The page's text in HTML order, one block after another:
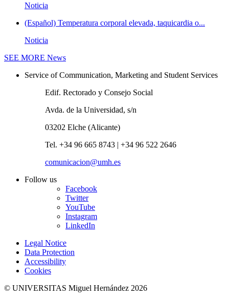
Noticia
(Español) Temperatura corporal elevada, taquicardia o...
Noticia
SEE MORE News
Service of Communication, Marketing and Student Services
Edif. Rectorado y Consejo Social
Avda. de la Universidad, s/n
03202 Elche (Alicante)
Tel. +34 96 665 8743 | +34 96 522 2646
comunicacion@umh.es
Follow us
Facebook
Twitter
YouTube
Instagram
LinkedIn
Legal Notice
Data Protection
Accessibility
Cookies
© UNIVERSITAS Miguel Hernández 2026